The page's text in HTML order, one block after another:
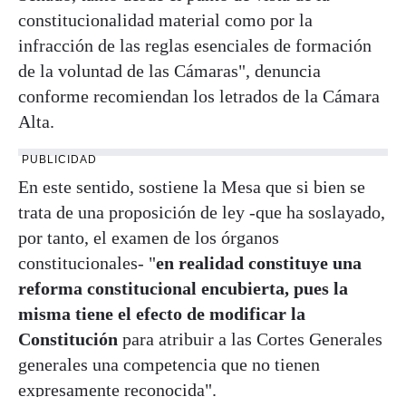
constitucionalidad material como por la
infracción de las reglas esenciales de formación
de la voluntad de las Cámaras", denuncia
conforme recomiendan los letrados de la Cámara
Alta.
PUBLICIDAD
En este sentido, sostiene la Mesa que si bien se
trata de una proposición de ley -que ha soslayado,
por tanto, el examen de los órganos
constitucionales- "en realidad constituye una
reforma constitucional encubierta, pues la
misma tiene el efecto de modificar la
Constitución para atribuir a las Cortes Generales
generales una competencia que no tienen
expresamente reconocida".